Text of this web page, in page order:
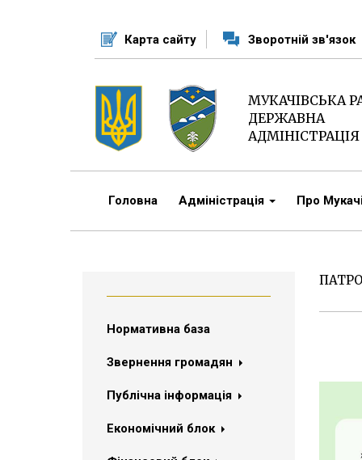
Карта сайту Зворотній зв'язок
МУКАЧІВСЬКА
ДЕРЖАВНА
АДМІНІСТРАЦІЯ
Головна Адміністрація Про
Нормативна база
Звернення громадян
Публічна інформація
Економічний блок